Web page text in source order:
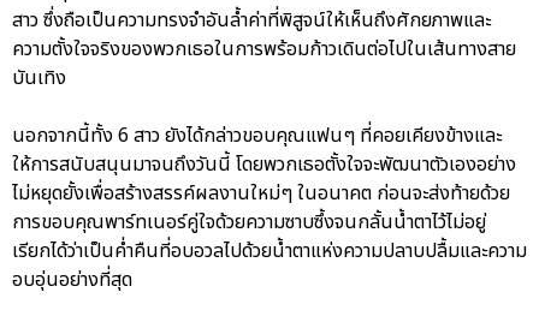
สาว ซึ่งถือเป็นความทรงจำอันล้ำค่าที่พิสูจน์ให้เห็นถึงศักยภาพและ
ความตั้งใจจริงของพวกเธอในการพร้อมก้าวเดินต่อไปในเส้นทางสาย
บันเทิง
นอกจากนี้ทั้ง 6 สาว ยังได้กล่าวขอบคุณแฟนๆ ที่คอยเคียงข้างและ
ให้การสนับสนุนมาจนถึงวันนี้ โดยพวกเธอตั้งใจจะพัฒนาตัวเองอย่าง
ไม่หยุดยั้งเพื่อสร้างสรรค์ผลงานใหม่ๆ ในอนาคต ก่อนจะส่งท้ายด้วย
การขอบคุณพาร์ทเนอร์คู่ใจด้วยความซาบซึ้งจนกลั้นน้ำตาไว้ไม่อยู่
เรียกได้ว่าเป็นค่ำคืนที่อบอวลไปด้วยน้ำตาแห่งความปลาบปลื้มและความ
อบอุ่นอย่างที่สุด